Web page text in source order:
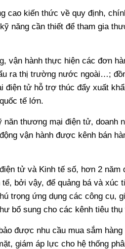
cao kiến thức về quy định,
năng cần thiết để tham gia
vận hành thực hiện các đơn
ra thị trường nước ngoài…;
điện tử hỗ trợ thúc đẩy xuất
tế lớn.
thương mại điện tử, doanh
vận hành được kênh bán
tử và Kinh tế số, hơn 2 năm
bởi vậy, để quảng bá và xúc
trọng ứng dụng các công cụ,
bổ sung cho các kênh tiêu thụ
được nhu cầu mua sắm
giám áp lực cho hệ thống